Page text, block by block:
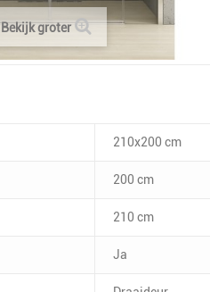
Bekijk groter
210x200 cm
200 cm
210 cm
Ja